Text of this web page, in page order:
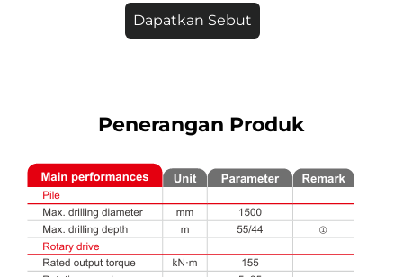
Dapatkan Sebut
Penerangan Produk